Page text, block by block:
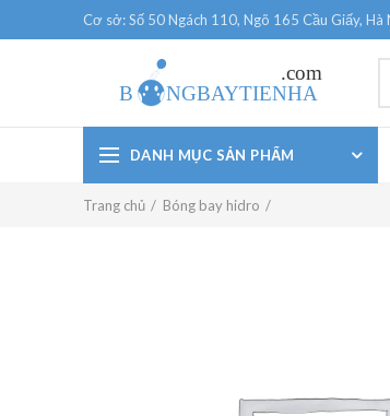
Cơ sở: Số 50 Ngách 110, Ngõ 165 Cầu Giấy, Hà
DANH MỤC SẢN PHẨM
Trang chủ Bóng bay hidro